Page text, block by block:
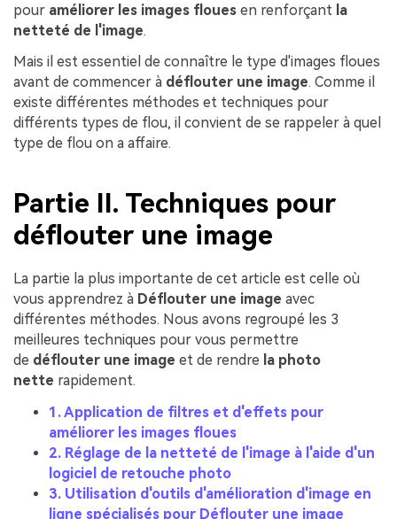
pour améliorer les images floues en renforçant la
netteté de l'image.
Mais il est essentiel de connaître le type d'images floues
avant de commencer à déflouter une image. Comme il
existe différentes méthodes et techniques pour
différents types de flou, il convient de se rappeler à quel
type de flou on a affaire.
Partie II. Techniques pour
déflouter une image
La partie la plus importante de cet article est celle où
vous apprendrez à Déflouter une image avec
différentes méthodes. Nous avons regroupé les 3
meilleures techniques pour vous permettre
de déflouter une image et de rendre la photo
nette rapidement.
1. Application de filtres et d'effets pour
améliorer les images floues
2. Réglage de la netteté de l'image à l'aide d'un
logiciel de retouche photo
3. Utilisation d'outils d'amélioration d'image en
ligne spécialisés pour Déflouter une image